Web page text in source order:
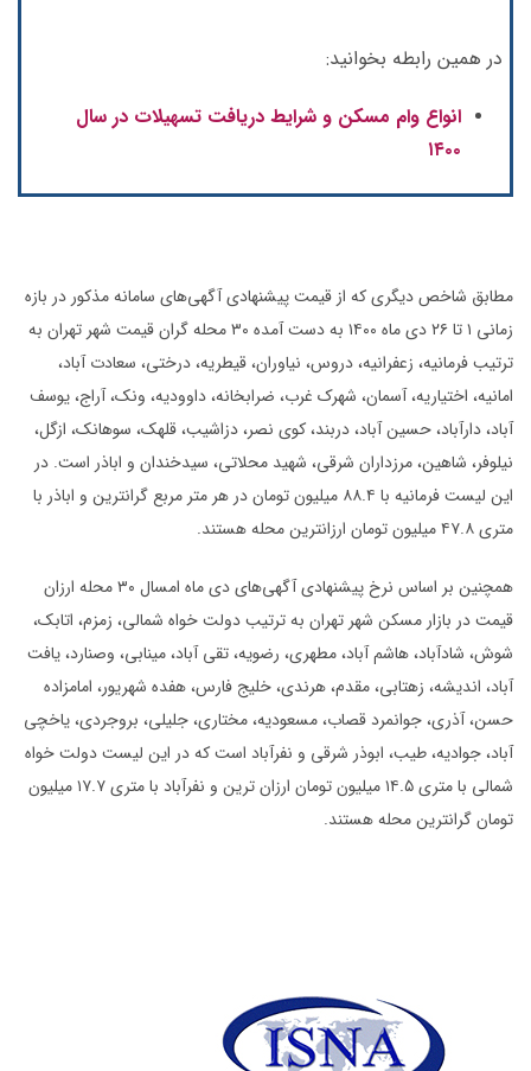
در همین رابطه بخوانید:
انواع وام مسکن و شرایط دریافت تسهیلات در سال
۱۴۰۰
مطابق شاخص دیگری که از قیمت پیشنهادی آگهی‌های سامانه مذکور در بازه
زمانی ۱ تا ۲۶ دی ماه ۱۴۰۰ به دست آمده ۳۰ محله گران قیمت شهر تهران به
ترتیب فرمانیه، زعفرانیه، دروس، نیاوران، قیطریه، درختی، سعادت آباد،
امانیه، اختیاریه، آسمان، شهرک غرب، ضرابخانه، داوودیه، ونک، آراج، یوسف
آباد، دارآباد، حسین آباد، دربند، کوی نصر، دزاشیب، قلهک، سوهانک، ازگل،
نیلوفر، شاهین، مرزداران شرقی، شهید محلاتی، سیدخندان و اباذر است. در
این لیست فرمانیه با ۸۸.۴ میلیون تومان در هر متر مربع گرانترین و اباذر با
متری ۴۷.۸ میلیون تومان ارزانترین محله هستند.
همچنین بر اساس نرخ پیشنهادی آگهی‌های دی ماه امسال ۳۰ محله ارزان
قیمت در بازار مسکن شهر تهران به ترتیب دولت خواه شمالی، زمزم، اتابک،
شوش، شادآباد، هاشم آباد، مطهری، رضویه، تقی آباد، مینابی، وصنارد، یافت
آباد، اندیشه، زهتابی، مقدم، هرندی، خلیج فارس، هفده شهریور، امامزاده
حسن، آذری، جوانمرد قصاب، مسعودیه، مختاری، جلیلی، بروجردی، یاخچی
آباد، جوادیه، طیب، ابوذر شرقی و نفرآباد است که در این لیست دولت خواه
شمالی با متری ۱۴.۵ میلیون تومان ارزان ترین و نفرآباد با متری ۱۷.۷ میلیون
تومان گرانترین محله هستند.